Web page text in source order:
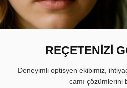
REÇETENİZİ
Deneyimli optisyen ekibimiz,
camı çözümlerini